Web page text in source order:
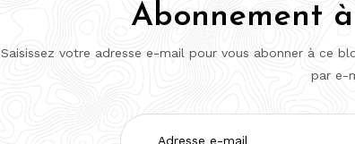
Abonnement
Saisissez votre adresse e-mail pour vous abonner à ce
par e-
Adresse